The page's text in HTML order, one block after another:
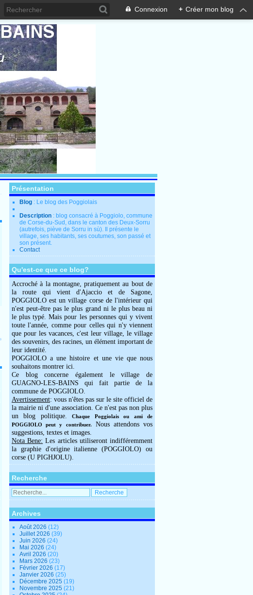
Connexion + Créer mon blog
Présentation
Blog : Le blog des Poggiolais
Description : blog consacré à Poggiolo, commune
de Corse-du-Sud, dans le canton des Deux-Sorru
(autrefois, piève de Sorru in sù). Il présente le
village, ses habitants, ses coutumes, son passé et
son présent.
Contact
Qu'est-ce que ce blog?
Accroché à la montagne, pratiquement au bout de
la route qui vient d'Ajaccio et de Sagone,
POGGIOLO est un village corse de l'intérieur qui
n'est peut-être pas le plus grand ni le plus beau ni
le plus typé. Mais pour les personnes qui y vivent
toute l'année, comme pour celles qui n'y viennent
que pour les vacances, c'est leur village, le village
des souvenirs, des racines, un élément important de
leur identité.
POGGIOLO a une histoire et une vie que nous
souhaitons montrer ici.
Ce blog concerne également le village de
GUAGNO-LES-BAINS qui fait partie de la
commune de POGGIOLO.
Avertissement: vous n'êtes pas sur le site officiel de
la mairie ni d'une association. Ce n'est pas non plus
un blog politique.Chaque Poggiolais ou ami de
POGGIOLO peut y contribuer.Nous attendons vos
suggestions, textes et images.
Nota Bene: Les articles utiliseront indifféremment
la graphie d'origine italienne (POGGIOLO) ou
corse (U PIGHJOLU).
Recherche
Archives
Août 2026 (12)
Juillet 2026 (39)
Juin 2026 (24)
Mai 2026 (24)
Avril 2026 (20)
Mars 2026 (23)
Février 2026 (17)
Janvier 2026 (25)
Décembre 2025 (19)
Novembre 2025 (21)